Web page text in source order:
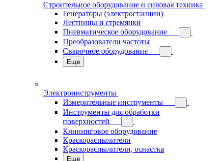
Строительное оборудование и силовая техника
Генераторы (электростанции)
Лестницы и стремянки
Пневматическое оборудование
Преобразователи частоты
Сварочное оборудование
Еще
Электроинструменты
Измерительные инструменты
Инструменты для обработки
поверхностей
Клининговое оборудование
Краскораспылители
Краскораспылители, оснастка
Еще